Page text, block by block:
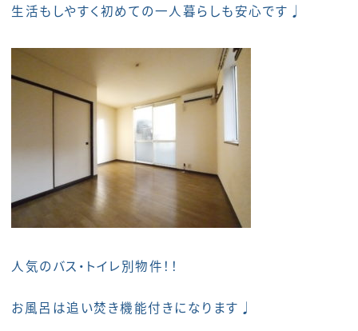
生活もしやすく初めての一人暮らしも安心です♩
人気のバス・トイレ別物件！！
お風呂は追い焚き機能付きになります♩